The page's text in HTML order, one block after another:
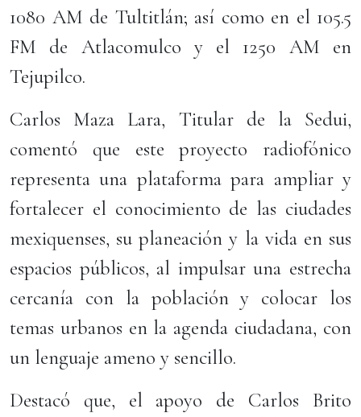
1080 AM de Tultitlán; así como en el 105.5
FM de Atlacomulco y el 1250 AM en
Tejupilco.
Carlos Maza Lara, Titular de la Sedui,
comentó que este proyecto radiofónico
representa una plataforma para ampliar y
fortalecer el conocimiento de las ciudades
mexiquenses, su planeación y la vida en sus
espacios públicos, al impulsar una estrecha
cercanía con la población y colocar los
temas urbanos en la agenda ciudadana, con
un lenguaje ameno y sencillo.
Destacó que, el apoyo de Carlos Brito